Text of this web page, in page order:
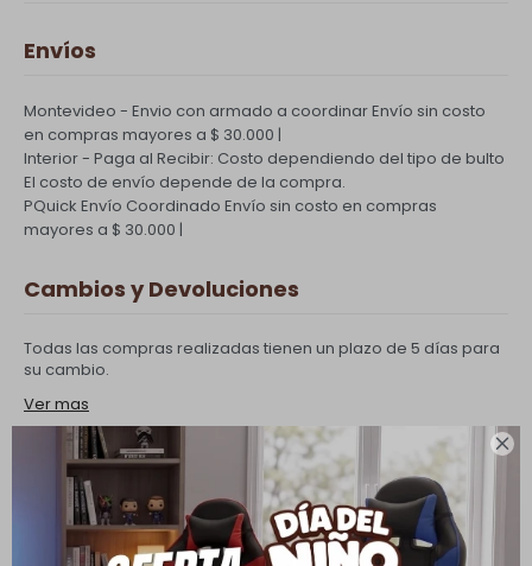

Envíos
Montevideo - Envio con armado a coordinarEnvío sin costo
en compras mayores a $ 30.000 |
Interior - Paga al Recibir: Costo dependiendo del tipo de bulto
El costo de envío depende de la compra.
PQuick Envío Coordinado Envío sin costo en compras
mayores a $ 30.000 |
Cambios y Devoluciones
Todas las compras realizadas tienen un plazo de 5 días para
su cambio.
Ver mas
Medios de pago